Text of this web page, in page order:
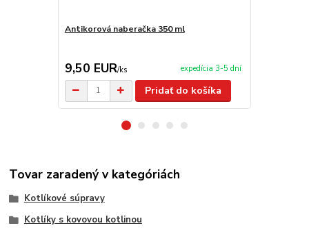
Antikorová naberačka 350 ml
9,50 EUR/ks expedícia 3-5 dní
Pridať do košíka
Tovar zaradený v kategóriách
Kotlíkové súpravy
Kotlíky s kovovou kotlinou